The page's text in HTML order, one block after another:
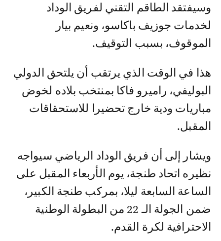
وسيفتقد الطاقم التقني لفريق الوداد
لخدمات جوزيف باكاسو، ونعيم بيار
الموقوف، بسبب التوقيف.
هذا في الوقت الذي يرتقب أن يلتحق الدولي
البوليفي، راميرو فاكا بمنتخب بلاده لخوض
مباريات ودية خارج تحضيرا للاستحقاقات
المقبل.
ويشار إلى أن فريق الوداد الرياضي سيواجه
نظيره اتحاد طنجة، يوم الأربعاء المقبل على
الساعة السابعة ليلا، بمركب طنجة الكبير،
ضمن الجولة الـ 22 من البطولة الوطنية
الاحترافية لكرة القدم.